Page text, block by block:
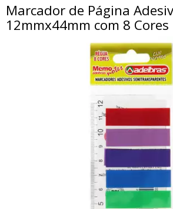
Marcador de Página
12mmx44mm com 8 Cores